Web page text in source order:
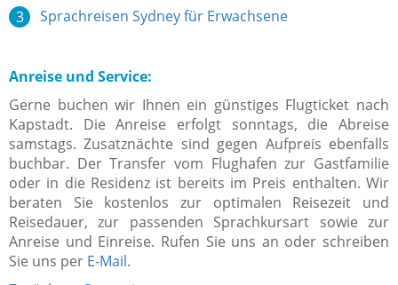
Sprachreisen Sydney für Erwachsene
Anreise und Service:
Gerne buchen wir Ihnen ein günstiges Flugticket nach
Kapstadt. Die Anreise erfolgt sonntags, die Abreise
samstags. Zusatznächte sind gegen Aufpreis ebenfalls
buchbar. Der Transfer vom Flughafen zur Gastfamilie
oder in die Residenz ist bereits im Preis enthalten. Wir
beraten Sie kostenlos zur optimalen Reisezeit und
Reisedauer, zur passenden Sprachkursart sowie zur
Anreise und Einreise. Rufen Sie uns an oder schreiben
Sie uns per E-Mail.